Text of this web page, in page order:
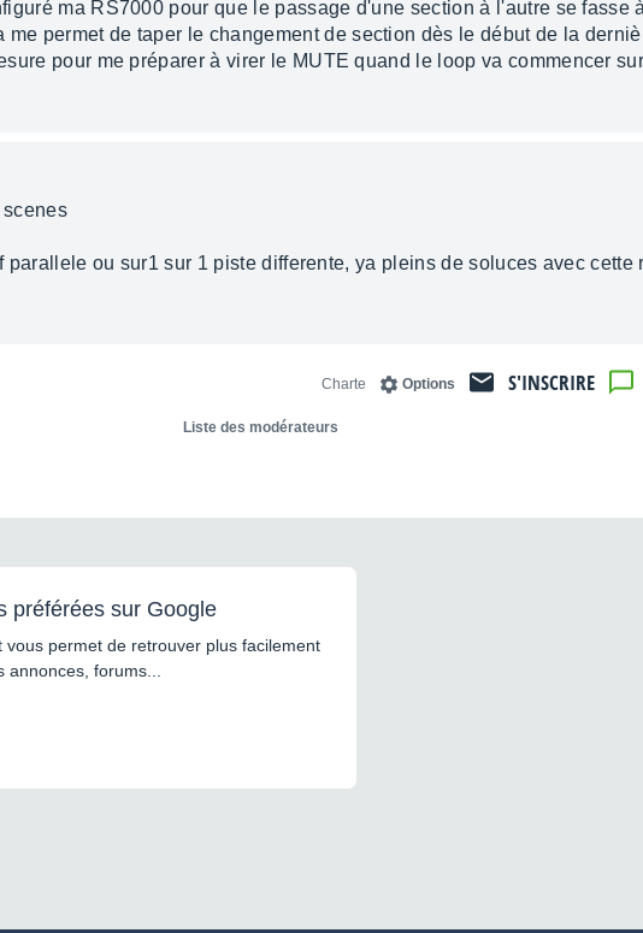
ma RS7000 pour que le passage d'une section à l'autre se fasse
me permet de taper le changement de section dès le début de la
pour me préparer à virer le MUTE quand le loop va commencer
scenes
parallele ou sur1 sur 1 piste differente, ya pleins de soluces avec cette
S'INSCRIRE
Options
Charte
Liste des modérateurs
préférées sur Google
permet de retrouver plus facilement
annonces, forums...